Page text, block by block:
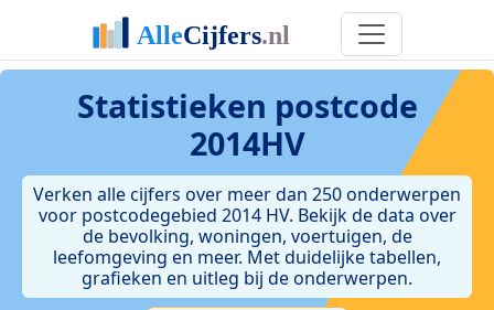
Statistieken postcode
2014HV
Verken alle cijfers over meer dan 250 onderwerpen
voor postcodegebied 2014 HV. Bekijk de data over
de bevolking, woningen, voertuigen, de
leefomgeving en meer. Met duidelijke tabellen,
grafieken en uitleg bij de onderwerpen.